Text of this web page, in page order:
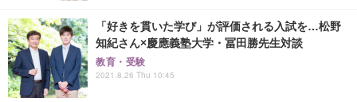
「好きを貫いた学び」が評価される入試を…松野
知紀さん×慶應義塾大学・冨田勝先生対談
教育・受験
2021.8.26 Thu 10:45